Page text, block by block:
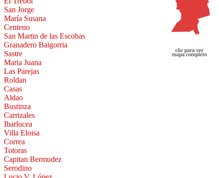
San Jorge
María Susana
Centeno
San Martin de las Escobas
Granadero Baigorria
Sastre
Maria Juana
Las Parejas
Roldan
Casas
Aldao
Bustinza
Carrizales
Ibarlucea
Villa Eloisa
Correa
Totoras
Capitan Bermudez
Serodino